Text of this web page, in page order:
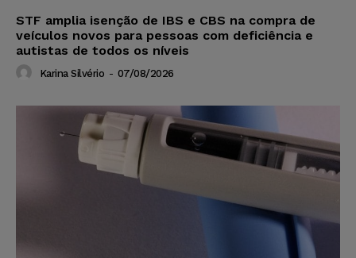
STF amplia isenção de IBS e CBS na compra de
veículos novos para pessoas com deficiência e
autistas de todos os níveis
Karina Silvério - 07/08/2026